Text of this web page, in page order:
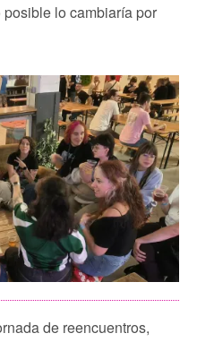
lo cambiaría por
de reencuentros,